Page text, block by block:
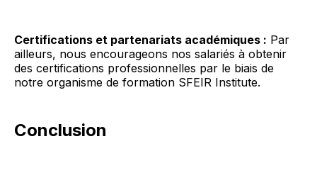
Certifications et partenariats académiques : Par
ailleurs, nous encourageons nos salariés à obtenir
des certifications professionnelles par le biais de
notre organisme de formation SFEIR Institute.
Conclusion